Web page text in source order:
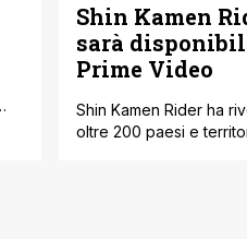
Shin Kamen
sarà
Prime Video
Shin Kamen Rider ha
oltre 200 paesi e